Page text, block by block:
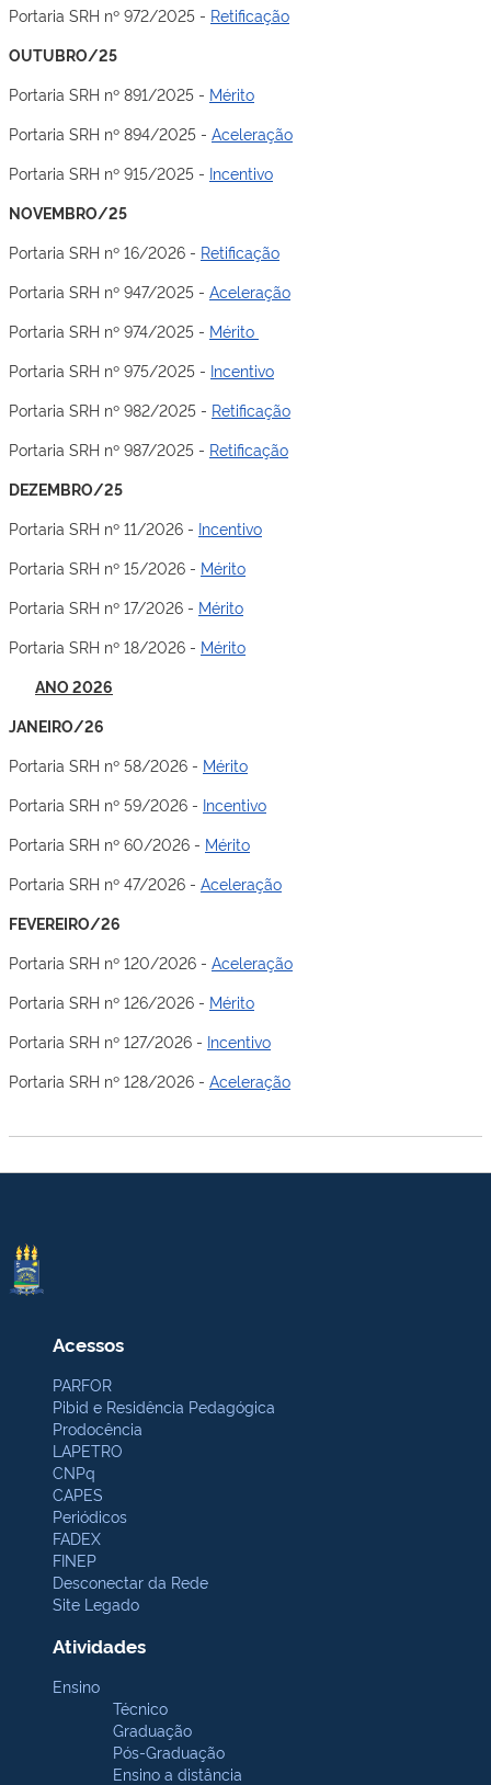
Portaria SRH nº 972/2025 - Retificação
OUTUBRO/25
Portaria SRH nº 891/2025 - Mérito
Portaria SRH nº 894/2025 - Aceleração
Portaria SRH nº 915/2025 - Incentivo
NOVEMBRO/25
Portaria SRH nº 16/2026 - Retificação
Portaria SRH nº 947/2025 - Aceleração
Portaria SRH nº 974/2025 - Mérito
Portaria SRH nº 975/2025 - Incentivo
Portaria SRH nº 982/2025 - Retificação
Portaria SRH nº 987/2025 - Retificação
DEZEMBRO/25
Portaria SRH nº 11/2026 - Incentivo
Portaria SRH nº 15/2026 - Mérito
Portaria SRH nº 17/2026 - Mérito
Portaria SRH nº 18/2026 - Mérito
ANO 2026
JANEIRO/26
Portaria SRH nº 58/2026 - Mérito
Portaria SRH nº 59/2026 - Incentivo
Portaria SRH nº 60/2026 - Mérito
Portaria SRH nº 47/2026 - Aceleração
FEVEREIRO/26
Portaria SRH nº 120/2026 - Aceleração
Portaria SRH nº 126/2026 - Mérito
Portaria SRH nº 127/2026 - Incentivo
Portaria SRH nº 128/2026 - Aceleração
Acessos
PARFOR
Pibid e Residência Pedagógica
Prodocência
LAPETRO
CNPq
CAPES
Periódicos
FADEX
FINEP
Desconectar da Rede
Site Legado
Atividades
Ensino
Técnico
Graduação
Pós-Graduação
Ensino a distância